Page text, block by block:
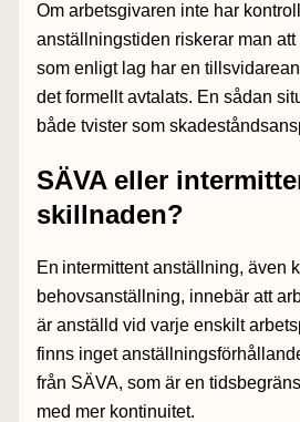
Om arbetsgivaren inte har
anställningstiden riskerar man
som enligt lag har en
det formellt avtalats. En sådan
både tvister som
SÄVA eller
skillnaden?
En intermittent anställning, även
behovsanställning, innebär att
är anställd vid varje enskilt
finns inget
från SÄVA, som är en
med mer kontinuitet.